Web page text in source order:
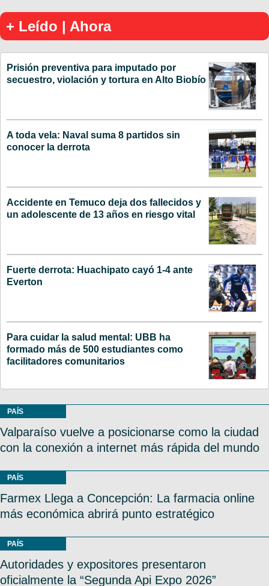
+ Leído | Ahora
Prisión preventiva para imputado por
secuestro, violación y tortura en Alto Biobío
A toda vela: Naval suma 8 partidos sin
conocer la derrota
Accidente en Temuco deja dos fallecidos y
un adolescente de 13 años en riesgo vital
Fuerte derrota: Huachipato cayó 1-4 ante
Everton
Para cuidar la salud mental: UBB ha
formado más de 500 estudiantes como
facilitadores comunitarios
PAÍS
Valparaíso vuelve a posicionarse como la ciudad
con la conexión a internet más rápida del mundo
PAÍS
Farmex Llega a Concepción: La farmacia online
más económica abrirá punto estratégico
PAÍS
Autoridades y expositores presentaron
oficialmente la “Segunda Api Expo 2026”